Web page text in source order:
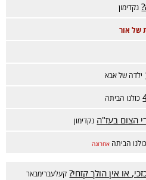
נקדימון
של אור
ילדה של אבא
כולנו הביתה
הצום בעז"ה נקדימון
כולנו הביתה אחרונה
או אין הולך קזחי? קעלעברימבאר